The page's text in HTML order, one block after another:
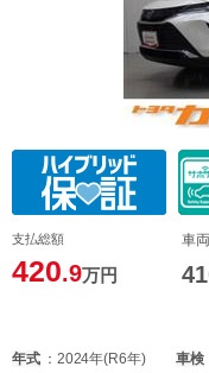
支払総額
420.9万円
車
年式 2024年(R6年) 車検